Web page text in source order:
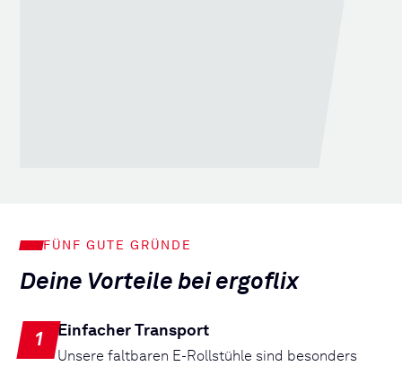
FÜNF GUTE GRÜNDE
Deine Vorteile bei ergoflix
1 Einfacher Transport
Unsere faltbaren E-Rollstühle sind besonders